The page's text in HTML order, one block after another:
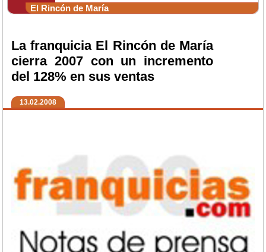
El Rincón de María
La franquicia El Rincón de María
cierra 2007 con un incremento
del 128% en sus ventas
13.02.2008